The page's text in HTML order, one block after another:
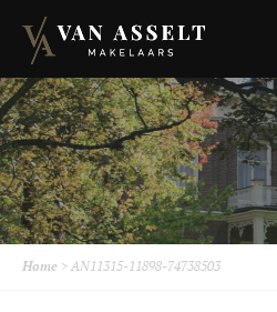
Home >AN11315-11898-74738503